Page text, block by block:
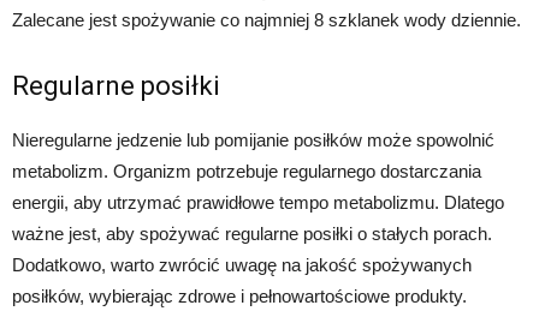
Zalecane jest spożywanie co najmniej 8 szklanek wody dziennie.
Regularne posiłki
Nieregularne jedzenie lub pomijanie posiłków może spowolnić
metabolizm. Organizm potrzebuje regularnego dostarczania
energii, aby utrzymać prawidłowe tempo metabolizmu. Dlatego
ważne jest, aby spożywać regularne posiłki o stałych porach.
Dodatkowo, warto zwrócić uwagę na jakość spożywanych
posiłków, wybierając zdrowe i pełnowartościowe produkty.